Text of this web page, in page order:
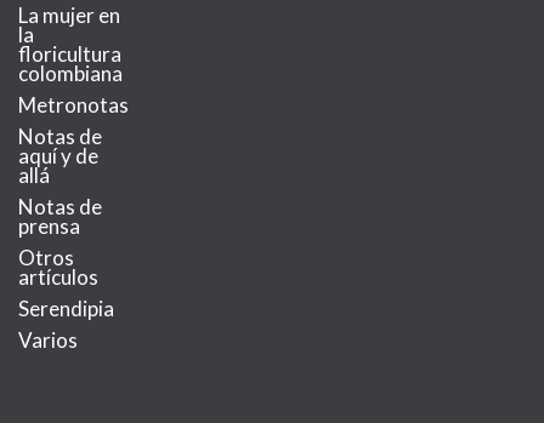
La mujer en
la
floricultura
colombiana
Metronotas
Notas de
aquí y de
allá
Notas de
prensa
Otros
artículos
Serendipia
Varios